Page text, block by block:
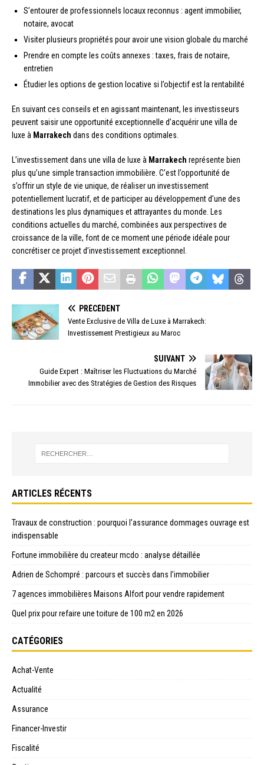
S’entourer de professionnels locaux reconnus : agent immobilier,
notaire, avocat
Visiter plusieurs propriétés pour avoir une vision globale du marché
Prendre en compte les coûts annexes : taxes, frais de notaire,
entretien
Étudier les options de gestion locative si l’objectif est la rentabilité
En suivant ces conseils et en agissant maintenant, les investisseurs
peuvent saisir une opportunité exceptionnelle d’acquérir une villa de
luxe à Marrakech dans des conditions optimales.
L’investissement dans une villa de luxe à Marrakech représente bien
plus qu’une simple transaction immobilière. C’est l’opportunité de
s’offrir un style de vie unique, de réaliser un investissement
potentiellement lucratif, et de participer au développement d’une des
destinations les plus dynamiques et attrayantes du monde. Les
conditions actuelles du marché, combinées aux perspectives de
croissance de la ville, font de ce moment une période idéale pour
concrétiser ce projet d’investissement exceptionnel.
PRÉCÉDENT
Vente Exclusive de Villa de Luxe à Marrakech:
Investissement Prestigieux au Maroc
SUIVANT
Guide Expert : Maîtriser les Fluctuations du Marché
Immobilier avec des Stratégies de Gestion des Risques
ARTICLES RÉCENTS
Travaux de construction : pourquoi l’assurance dommages ouvrage est
indispensable
Fortune immobilière du createur mcdo : analyse détaillée
Adrien de Schompré : parcours et succès dans l’immobilier
7 agences immobilières Maisons Alfort pour vendre rapidement
Quel prix pour refaire une toiture de 100 m2 en 2026
CATÉGORIES
Achat-Vente
Actualité
Assurance
Financer-Investir
Fiscalité